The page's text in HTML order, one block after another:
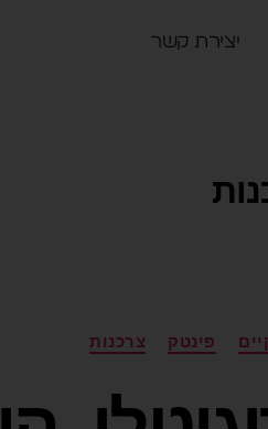
יצירת קשר
פינטק צרכנות